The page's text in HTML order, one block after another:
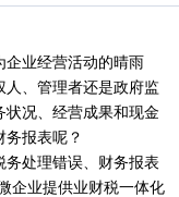
企业经营活动的晴雨
人、管理者还是政府监
况、经营成果和现金
务报表呢？
务处理错误、财务报表
企业提供业财税一体化